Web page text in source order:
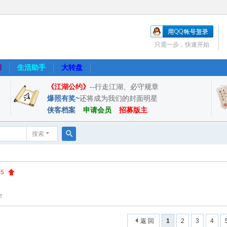
只需一步，快速开始
生活助手 大转盘
《江湖公约》 --行走江湖、必守规章
爆照有奖~还将成为我们的封面明星
侠客档案
申请会员 招募版主
搜索
索
5
1 2 3 4
返 回